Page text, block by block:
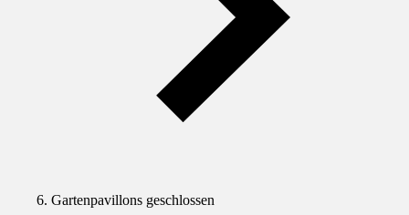
Gartenpavillons geschlossen